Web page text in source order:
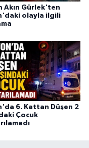
Akın Gürlek'ten
olayla ilgili
6. Kattan Düşen 2
Çocuk